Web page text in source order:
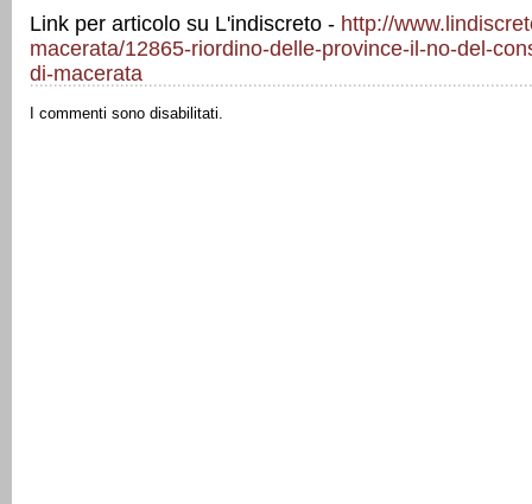
Link per articolo su L'indiscreto - http://
macerata/12865-riordino-delle-province-il-no-del-
di-macerata
I commenti sono disabilitati.